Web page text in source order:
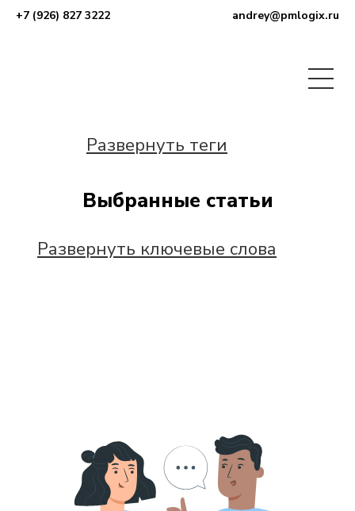
+7 (926) 827 3222 andrey@pmlogix.ru
Развернуть теги
Выбранные статьи
Развернуть ключевые слова